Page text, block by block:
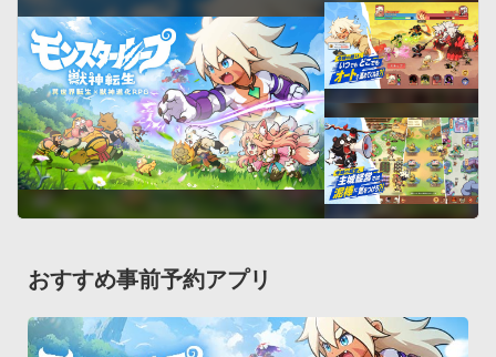
おすすめ事前予約アプリ